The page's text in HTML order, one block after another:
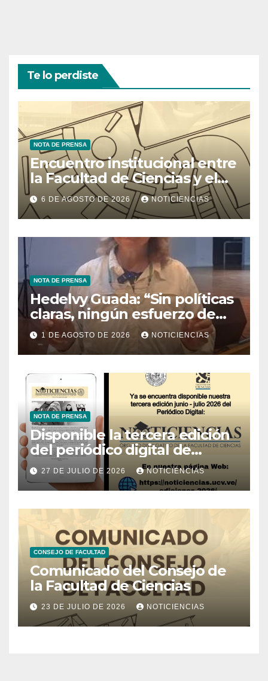
Te lo perdiste
NOTA DE PRENSA
Encuentro institucional entre
la Facultad de Ciencias y el
Ministerio de Ciencia y
Tecnología
6 DE AGOSTO DE 2026 NOTICIENCIAS
NOTA DE PRENSA
Hedelvy Guada: “Sin políticas
claras, ningún esfuerzo de
conservación rendirá frutos”
1 DE AGOSTO DE 2026 NOTICIENCIAS
NOTA DE PRENSA
Disponible la tercera edición
del periódico digital de
Noticiencias 2026
27 DE JULIO DE 2026 NOTICIENCIAS
CONSEJO DE FACULTAD
Comunicado del Consejo de
la Facultad de Ciencias
23 DE JULIO DE 2026 NOTICIENCIAS